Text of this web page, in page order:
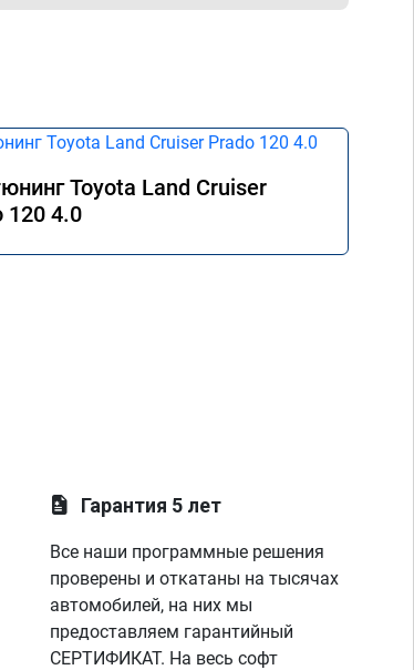
Toyota Land Cruiser
120 4.0
Гарантия 5 лет
Все наши программные решения
проверены и откатаны на тысячах
автомобилей, на них мы
предоставляем гарантийный
СЕРТИФИКАТ. На весь софт